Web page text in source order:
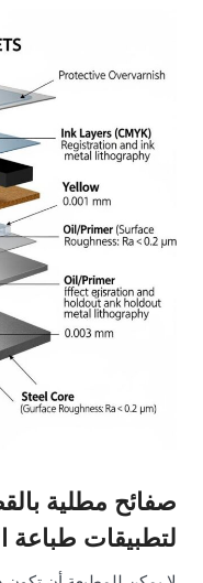
صفائح مطلية
لتطبيقات طباعة